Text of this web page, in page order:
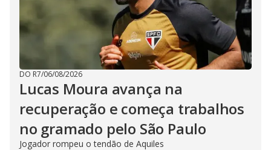
DO R7/06/08/2026
Lucas Moura avança na
recuperação e começa trabalhos
no gramado pelo São Paulo
Jogador rompeu o tendão de Aquiles